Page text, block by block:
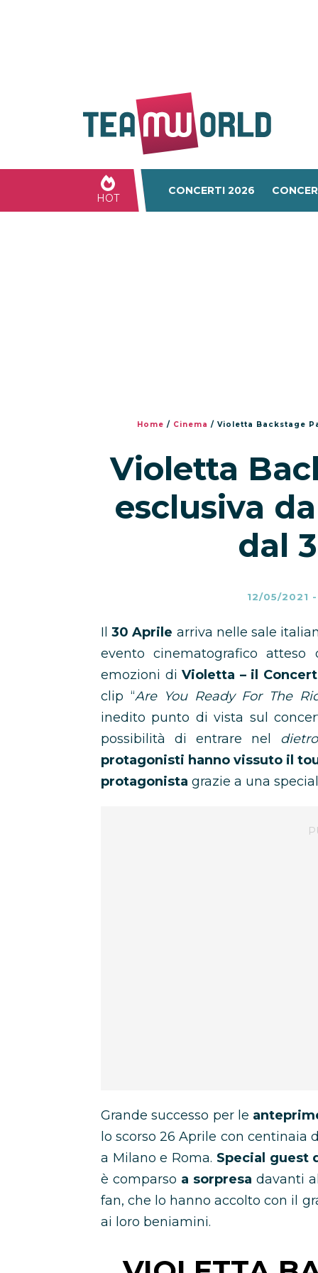
HOT
CONCERTI 2026
Home / Cinema / Violetta Backstage
Violetta
esclusiva
dal
12/05/2021
Il30 Aprile arriva nelle sale
evento cinematografico
emozioni di Violetta – il
clip “Are You Ready For The
inedito punto di vista sul
possibilità di entrare nel
protagonisti hanno vissuto il
protagonista grazie a una
Grande successo per le
lo scorso 26 Aprile con
a Milano e Roma. Special guest
è comparso a sorpresa davanti
fan, che lo hanno accolto con il
ai loro beniamini.